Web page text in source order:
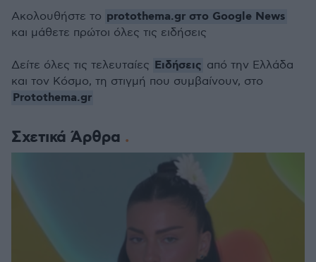
Σχετικά Άρθρα
Ακολουθήστε το protothema.gr στο Google News
και μάθετε πρώτοι όλες τις ειδήσεις
Δείτε όλες τις τελευταίες Ειδήσεις από την Ελλάδα
και τον Κόσμο, τη στιγμή που συμβαίνουν, στο
Protothema.gr